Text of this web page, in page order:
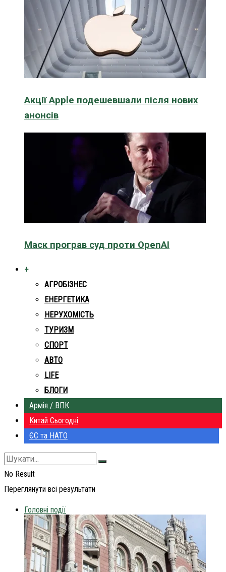
Акції Apple подешевшали після нових
анонсів
Маск програв суд проти OpenAI
+
АГРОБІЗНЕС
ЕНЕРГЕТИКА
НЕРУХОМІСТЬ
ТУРИЗМ
СПОРТ
АВТО
LIFE
БЛОГИ
Армія / ВПК
Китай Сьогодні
ЄС та НАТО
No Result
Переглянути всі результати
Головні події